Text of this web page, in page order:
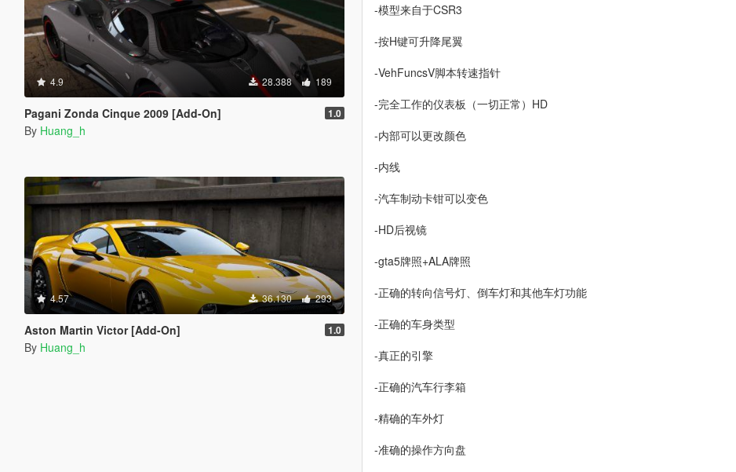
4.9 28.388 189
Pagani Zonda Cinque 2009 [Add-On] 1.0
By Huang_h
4.57 36.130 293
Aston Martin Victor [Add-On] 1.0
By Huang_h
-模型来自于CSR3
-按H键可升降尾翼
-VehFuncsV脚本转速指针
-完全工作的仪表板（一切正常）HD
-内部可以更改颜色
-内线
-汽车制动卡钳可以变色
-HD后视镜
-gta5牌照+ALA牌照
-正确的转向信号灯、倒车灯和其他车灯功能
-正确的车身类型
-真正的引擎
-正确的汽车行李箱
-精确的车外灯
-准确的操作方向盘